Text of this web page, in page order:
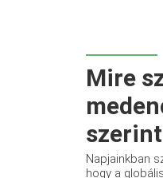
Mire
Napjainkban
hogy a